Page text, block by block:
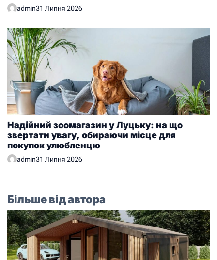
admin31 Липня 2026
Надійний зоомагазин у Луцьку: на що
звертати увагу, обираючи місце для
покупок улюбленцю
admin31 Липня 2026
Більше від автора